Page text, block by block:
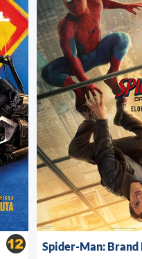
Spider-Man: Brand